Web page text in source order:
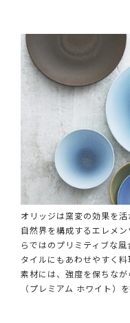
オリッジは窯変の効果を活
自然界を構成するエレメ
らではのプリミティブな
タイルにもあわせやすく料
素材には、強度を保ちな
（プレミアム ホワイト）